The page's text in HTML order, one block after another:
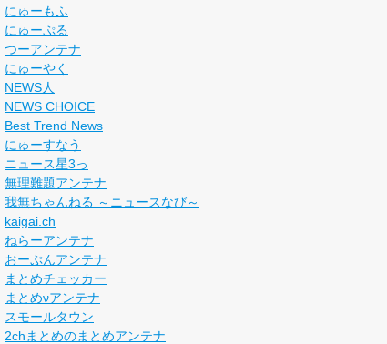
にゅーもふ
にゅーぷる
つーアンテナ
にゅーやく
NEWS人
NEWS CHOICE
Best Trend News
にゅーすなう
ニュース星3っ
無理難題アンテナ
我無ちゃんねる ～ニュースなび～
kaigai.ch
ねらーアンテナ
おーぷんアンテナ
まとめチェッカー
まとめνアンテナ
スモールタウン
2chまとめのまとめアンテナ